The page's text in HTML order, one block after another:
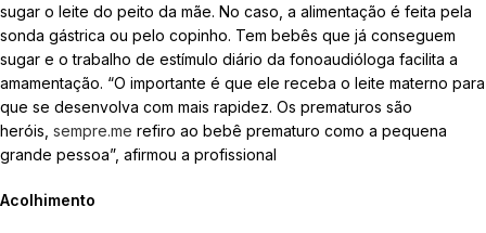
sugar o leite do peito da mãe. No caso, a alimentação é feita pela
sonda gástrica ou pelo copinho. Tem bebês que já conseguem
sugar e o trabalho de estímulo diário da fonoaudióloga facilita a
amamentação. “O importante é que ele receba o leite materno para
que se desenvolva com mais rapidez. Os prematuros são
heróis, sempre.me refiro ao bebê prematuro como a pequena
grande pessoa”, afirmou a profissional
Acolhimento